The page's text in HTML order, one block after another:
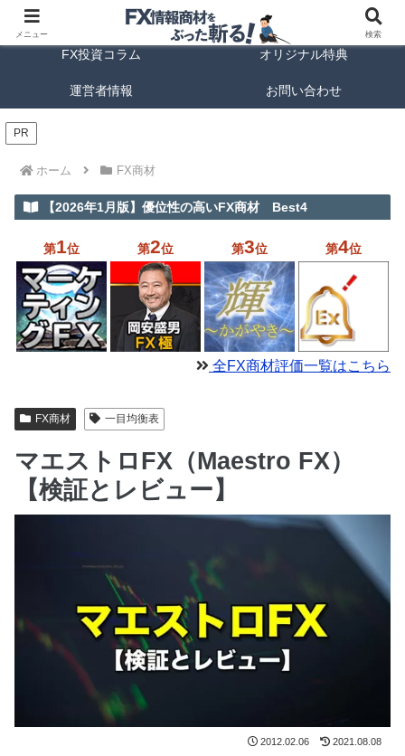
FX商材ランキング FX手法解説
FX投資コラム オリジナル特典
運営者情報 お問い合わせ
PR
ホーム FX商材
【2026年1月版】優位性の高いFX商材 Best4
第1位 第2位 第3位 第4位
全FX商材評価一覧はこちら
FX商材 一目均衡表
マエストロFX（Maestro FX）
【検証とレビュー】
2012.02.06 2021.08.08
メニュー 検索